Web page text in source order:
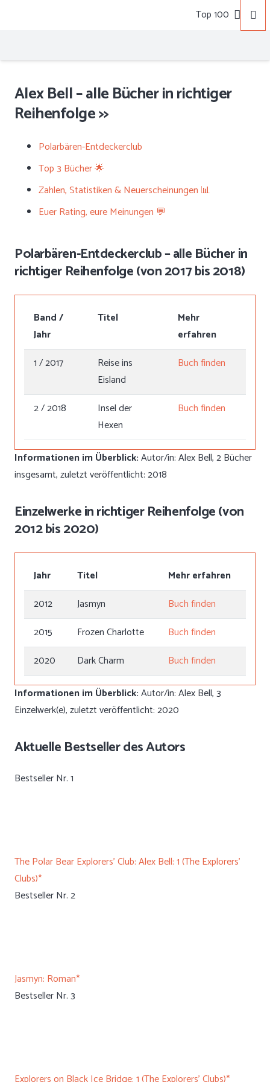
Top 100
Alex Bell – alle Bücher in richtiger
Reihenfolge >>
Polarbären-Entdeckerclub
Top 3 Bücher 🌟
Zahlen, Statistiken & Neuerscheinungen 📊
Euer Rating, eure Meinungen 💬
Polarbären-Entdeckerclub – alle Bücher in
richtiger Reihenfolge (von 2017 bis 2018)
Band /
Jahr
Titel
Mehr
erfahren
1 / 2017
Reise ins
Eisland
Buch finden
2 / 2018
Insel der
Hexen
Buch finden
Informationen im Überblick:Autor/in: Alex Bell, 2 Bücher
insgesamt, zuletzt veröffentlicht: 2018
Einzelwerke in richtiger Reihenfolge (von
2012 bis 2020)
Jahr Titel
Mehr erfahren
2012
Jasmyn
Buch finden
2015
Frozen Charlotte
Buch finden
2020
Dark Charm
Buch finden
Informationen im Überblick:Autor/in: Alex Bell, 3
Einzelwerk(e), zuletzt veröffentlicht: 2020
Aktuelle Bestseller des Autors
Bestseller Nr. 1
The Polar Bear Explorers' Club: Alex Bell: 1 (The Explorers'
Clubs)*
Bestseller Nr. 2
Jasmyn: Roman*
Bestseller Nr. 3